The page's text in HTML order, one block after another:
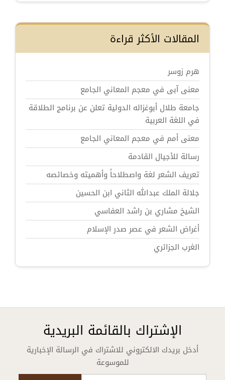
المقالات الأكثر قراءة
هرم زوسر
معنى آبى في معجم المعاني الجامع
جامعة طلال أبوغزاله الدولية تعلن عن برنامج الطلاقة
في اللغة العربية
معنى أمم في معجم المعاني الجامع
رسالة للأجيال القادمة
تعريف الشعر لغة واصطلاحاً وأهميته وخصائصه
جلالة الملك عبدالله الثاني ابن الحسين
الشيخ مشاري بن راشد العفاسي
أغراض الشعر في عصر صدر الإسلام
الغرب الجزائري
الإشتراك بالقائمة البريدية
أدخل بريدك الالكتروني للاشتراك في الرسالة الإخبارية
للموسوعة